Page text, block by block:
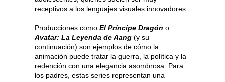
receptivos a los lenguajes visuales innovadores.
Producciones como El Príncipe Dragón o
Avatar: La Leyenda de Aang (y su
continuación) son ejemplos de cómo la
animación puede tratar la guerra, la política y la
redención con una elegancia asombrosa. Para
los padres, estas series representan una